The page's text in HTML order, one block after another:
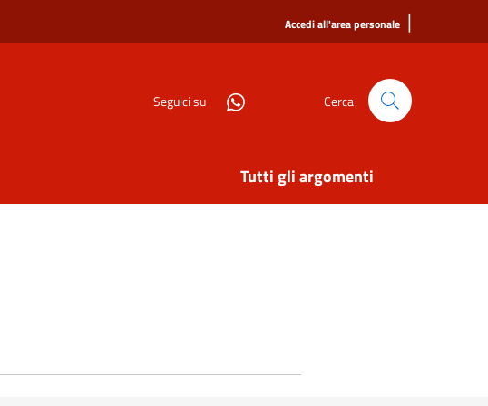
Accedi all'area personale |
Seguici su Cerca
Tutti gli argomenti